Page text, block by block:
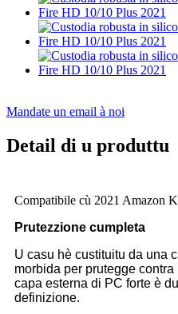
Mandate un email à noi
Detail di u produttu
Compatibile cù 2021 Amazon
Prutezzione cumpleta
U casu hè custituitu da una
morbida per prutegge
capa esterna di PC forte è
definizione.